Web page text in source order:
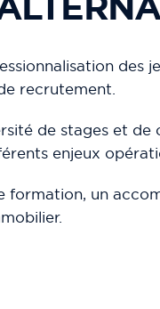
recrutement.
de stages et
enjeux
formation, un